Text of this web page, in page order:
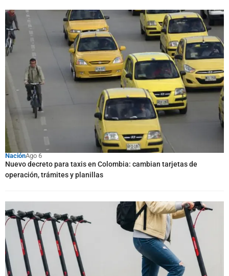
NaciónAgo 6
Nuevo decreto para taxis en Colombia: cambian tarjetas de
operación, trámites y planillas